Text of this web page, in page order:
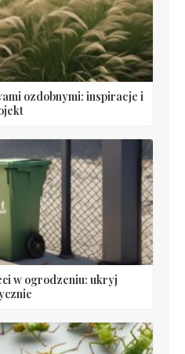
ozdobnymi: inspiracje i
w ogrodzeniu: ukryj